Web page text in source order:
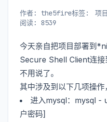
作者: the5fire标签: 项
阅读: 8539
今天亲自把项目部署到
Secure Shell Client连接
不用说了。
其中涉及到以下几项操作
进入mysql：mysql -
户密码]